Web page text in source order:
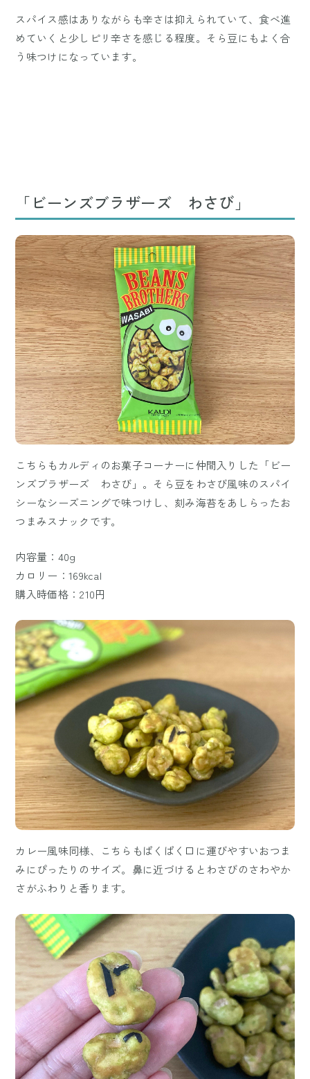
スパイス感はありながらも辛さは抑えられていて、食べ進
めていくと少しピリ辛さを感じる程度。そら豆にもよく合
う味つけになっています。
「ビーンズブラザーズ わさび」
こちらもカルディのお菓子コーナーに仲間入りした「ビー
ンズブラザーズ わさび」。そら豆をわさび風味のスパイ
シーなシーズニングで味つけし、刻み海苔をあしらったお
つまみスナックです。
内容量：40g
カロリー：169kcal
購入時価格：210円
カレー風味同様、こちらもぱくぱく口に運びやすいおつま
みにぴったりのサイズ。鼻に近づけるとわさびのさわやか
さがふわりと香ります。